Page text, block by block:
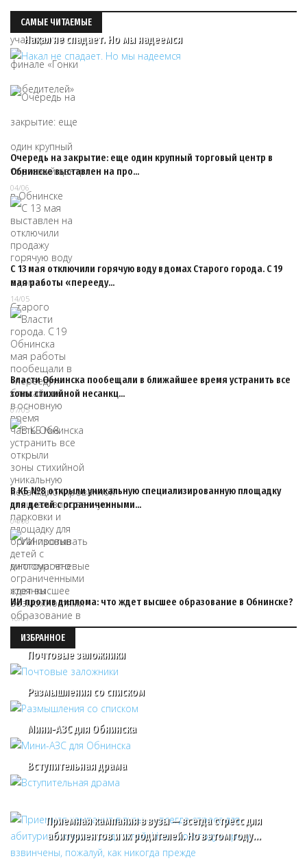
САМЫЕ ЧИТАЕМЫЕ
Накал не спадает. Но мы надеемся
Очередь на закрытие: еще один крупный торговый центр в
Обнинске выставлен на про…
04/06
С 13 мая отключили горячую воду в домах Старого города. С 19
мая работы «перееду…
14/05
Власти Обнинска пообещали в ближайшее время устранить все
зоны стихийной несанкц…
07/05
В КБ №8 открыли уникальную специализированную площадку
для детей с ограниченными…
04/06
ИИ против диплома: что ждет высшее образование в Обнинске?
16/07
ИЗБРАННОЕ
Почтовые заложники
Размышления со списком
Мини-АЗС для Обнинска
Вступительная драма
Приемная кампания в вузы — всегда стресс для
абитуриентов и их родителей. Но в этом году…